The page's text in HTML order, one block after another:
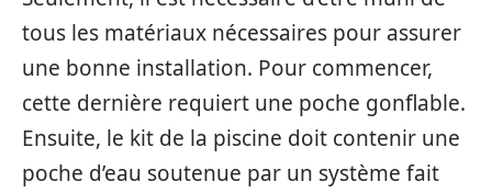
tous les matériaux nécessaires pour assurer
une bonne installation. Pour commencer,
cette dernière requiert une poche gonflable.
Ensuite, le kit de la piscine doit contenir une
poche d’eau soutenue par un système fait